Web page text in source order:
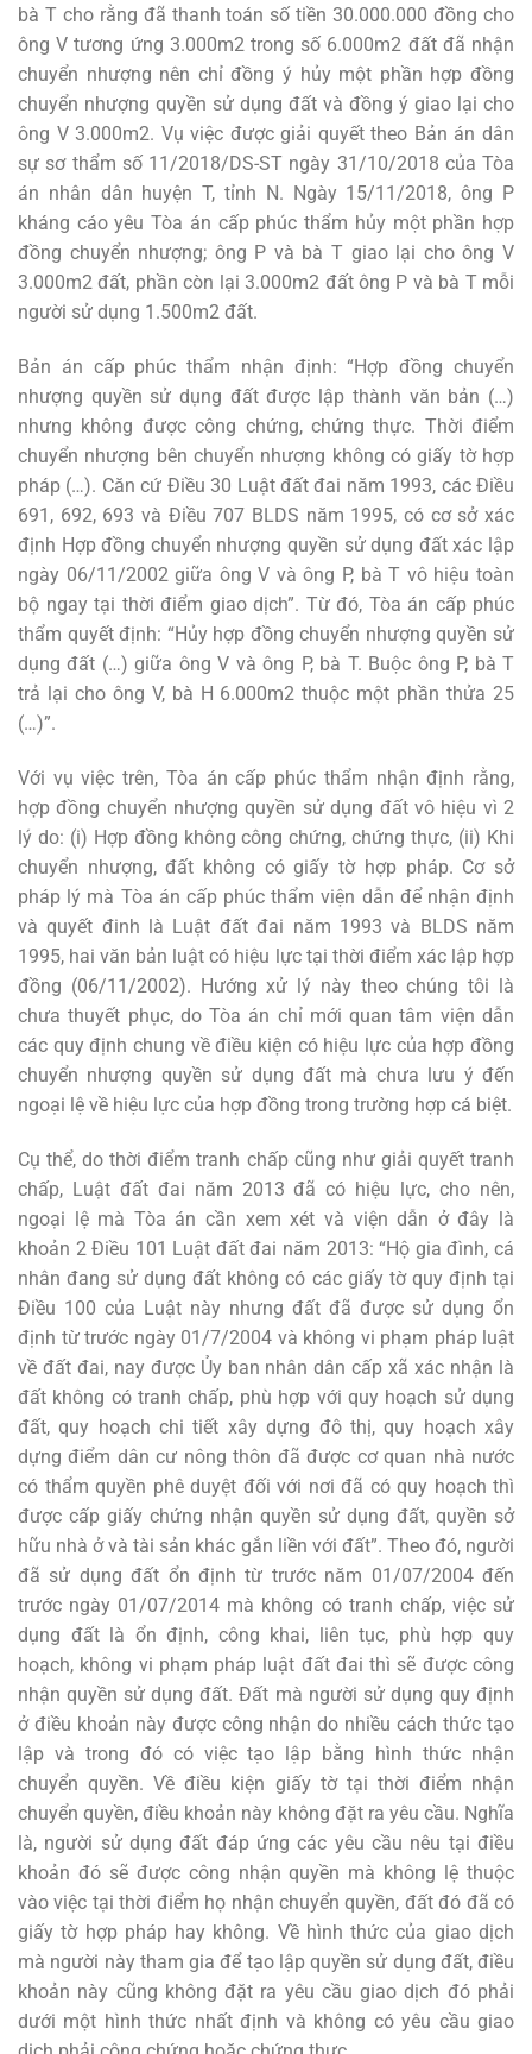
bà T cho rằng đã thanh toán số tiền 30.000.000 đồng cho
ông V tương ứng 3.000m2 trong số 6.000m2 đất đã nhận
chuyển nhượng nên chỉ đồng ý hủy một phần hợp đồng
chuyển nhượng quyền sử dụng đất và đồng ý giao lại cho
ông V 3.000m2. Vụ việc được giải quyết theo Bản án dân
sự sơ thẩm số 11/2018/DS-ST ngày 31/10/2018 của Tòa
án nhân dân huyện T, tỉnh N. Ngày 15/11/2018, ông P
kháng cáo yêu Tòa án cấp phúc thẩm hủy một phần hợp
đồng chuyển nhượng; ông P và bà T giao lại cho ông V
3.000m2 đất, phần còn lại 3.000m2 đất ông P và bà T mỗi
người sử dụng 1.500m2 đất.
Bản án cấp phúc thẩm nhận định: “Hợp đồng chuyển
nhượng quyền sử dụng đất được lập thành văn bản (…)
nhưng không được công chứng, chứng thực. Thời điểm
chuyển nhượng bên chuyển nhượng không có giấy tờ hợp
pháp (…). Căn cứ Điều 30 Luật đất đai năm 1993, các Điều
691, 692, 693 và Điều 707 BLDS năm 1995, có cơ sở xác
định Hợp đồng chuyển nhượng quyền sử dụng đất xác lập
ngày 06/11/2002 giữa ông V và ông P, bà T vô hiệu toàn
bộ ngay tại thời điểm giao dịch”. Từ đó, Tòa án cấp phúc
thẩm quyết định: “Hủy hợp đồng chuyển nhượng quyền sử
dụng đất (…) giữa ông V và ông P, bà T. Buộc ông P, bà T
trả lại cho ông V, bà H 6.000m2 thuộc một phần thửa 25
(…)”.
Với vụ việc trên, Tòa án cấp phúc thẩm nhận định rằng,
hợp đồng chuyển nhượng quyền sử dụng đất vô hiệu vì 2
lý do: (i) Hợp đồng không công chứng, chứng thực, (ii) Khi
chuyển nhượng, đất không có giấy tờ hợp pháp. Cơ sở
pháp lý mà Tòa án cấp phúc thẩm viện dẫn để nhận định
và quyết đinh là Luật đất đai năm 1993 và BLDS năm
1995, hai văn bản luật có hiệu lực tại thời điểm xác lập hợp
đồng (06/11/2002). Hướng xử lý này theo chúng tôi là
chưa thuyết phục, do Tòa án chỉ mới quan tâm viện dẫn
các quy định chung về điều kiện có hiệu lực của hợp đồng
chuyển nhượng quyền sử dụng đất mà chưa lưu ý đến
ngoại lệ về hiệu lực của hợp đồng trong trường hợp cá biệt.
Cụ thể, do thời điểm tranh chấp cũng như giải quyết tranh
chấp, Luật đất đai năm 2013 đã có hiệu lực, cho nên,
ngoại lệ mà Tòa án cần xem xét và viện dẫn ở đây là
khoản 2 Điều 101 Luật đất đai năm 2013: “Hộ gia đình, cá
nhân đang sử dụng đất không có các giấy tờ quy định tại
Điều 100 của Luật này nhưng đất đã được sử dụng ổn
định từ trước ngày 01/7/2004 và không vi phạm pháp luật
về đất đai, nay được Ủy ban nhân dân cấp xã xác nhận là
đất không có tranh chấp, phù hợp với quy hoạch sử dụng
đất, quy hoạch chi tiết xây dựng đô thị, quy hoạch xây
dựng điểm dân cư nông thôn đã được cơ quan nhà nước
có thẩm quyền phê duyệt đối với nơi đã có quy hoạch thì
được cấp giấy chứng nhận quyền sử dụng đất, quyền sở
hữu nhà ở và tài sản khác gắn liền với đất”. Theo đó, người
đã sử dụng đất ổn định từ trước năm 01/07/2004 đến
trước ngày 01/07/2014 mà không có tranh chấp, việc sử
dụng đất là ổn định, công khai, liên tục, phù hợp quy
hoạch, không vi phạm pháp luật đất đai thì sẽ được công
nhận quyền sử dụng đất. Đất mà người sử dụng quy định
ở điều khoản này được công nhận do nhiều cách thức tạo
lập và trong đó có việc tạo lập bằng hình thức nhận
chuyển quyền. Về điều kiện giấy tờ tại thời điểm nhận
chuyển quyền, điều khoản này không đặt ra yêu cầu. Nghĩa
là, người sử dụng đất đáp ứng các yêu cầu nêu tại điều
khoản đó sẽ được công nhận quyền mà không lệ thuộc
vào việc tại thời điểm họ nhận chuyển quyền, đất đó đã có
giấy tờ hợp pháp hay không. Về hình thức của giao dịch
mà người này tham gia để tạo lập quyền sử dụng đất, điều
khoản này cũng không đặt ra yêu cầu giao dịch đó phải
dưới một hình thức nhất định và không có yêu cầu giao